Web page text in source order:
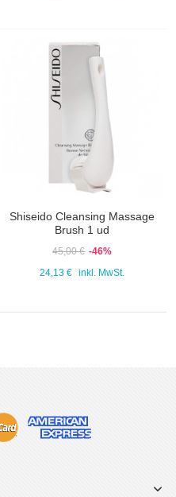
Shiseido Cleansing Massage
Brush 1 ud
45,00 € -46%
24,13 €
inkl. MwSt.